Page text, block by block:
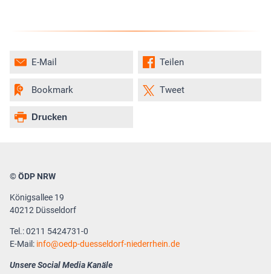
Teilen
Tweet
E-Mail
Bookmark
Drucken
© ÖDP NRW
Königsallee 19
40212 Düsseldorf
Tel.: 0211 5424731-0
E-Mail: info oedp-duesseldorf-niederrhein.de
Unsere Social Media Kanäle